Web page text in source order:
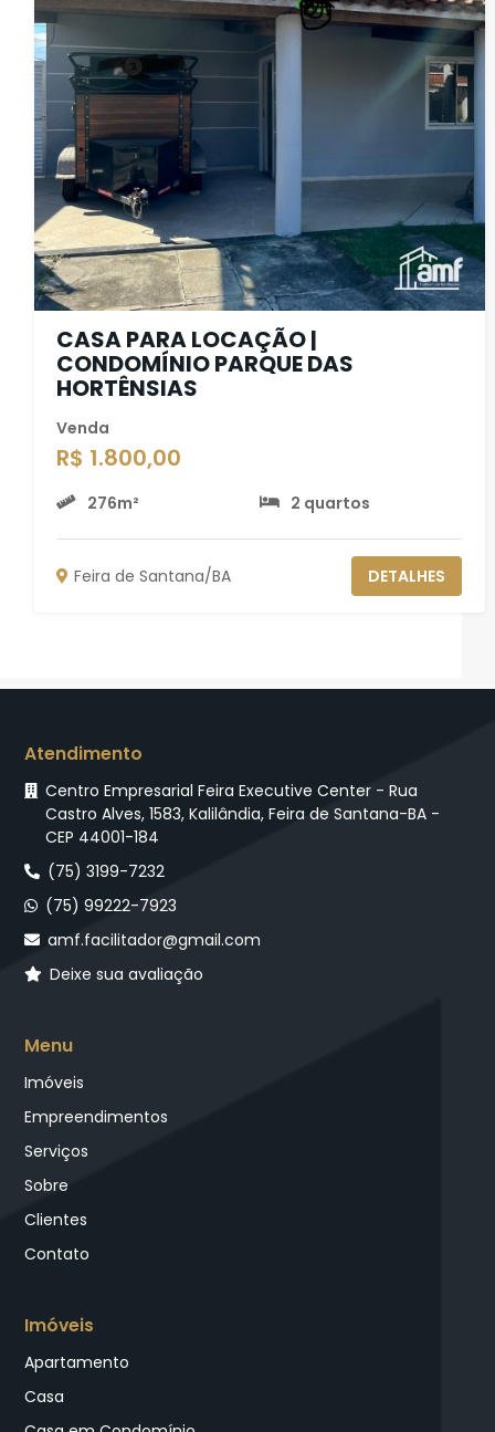
CASA PARA LOCAÇÃO |
CONDOMÍNIO PARQUE DAS
HORTÊNSIAS
Venda
R$ 1.800,00
276m² 2 quartos
Feira de Santana/BA DETALHES
Atendimento
Centro Empresarial Feira Executive Center - Rua
Castro Alves, 1583, Kalilândia, Feira de Santana-BA -
CEP 44001-184
(75) 3199-7232
(75) 99222-7923
amf.facilitador@gmail.com
Deixe sua avaliação
Menu
Imóveis
Empreendimentos
Serviços
Sobre
Clientes
Contato
Imóveis
Apartamento
Casa